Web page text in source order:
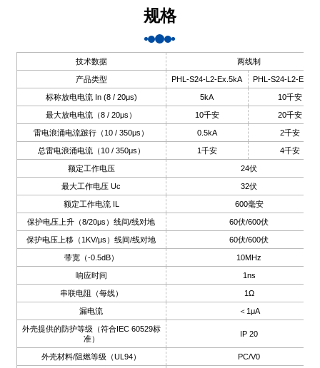
规格
技术数据 两线制
产品类型 PHL-S24-L2-Ex.5kA PHL-S24-L2-
标称放电电流 In (8 / 20μs) 5kA 10千安
最大放电电流（8 / 20μs） 10千安 20千安
雷电浪涌电流跛行（10 / 350μs） 0.5kA 2千安
总雷电浪涌电流（10 / 350μs） 1千安 4千安
额定工作电压 24伏
最大工作电压 Uc 32伏
额定工作电流 IL 600毫安
保护电压上升（8/20μs）线间/线对地 60伏/600伏
保护电压上移（1KV/μs）线间/线对地 60伏/600伏
带宽（-0.5dB） 10MHz
响应时间 1ns
串联电阻（每线） 1Ω
漏电流 ＜1μA
外壳提供的防护等级（符合IEC 60529标
准）
IP 20
外壳材料/阻燃等级（UL94） PC/V0